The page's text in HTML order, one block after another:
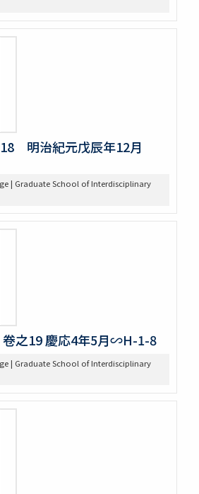
明治紀元戊辰年12月
| Graduate School of Interdisciplinary
之19 慶応4年5月∽H-1-8
| Graduate School of Interdisciplinary